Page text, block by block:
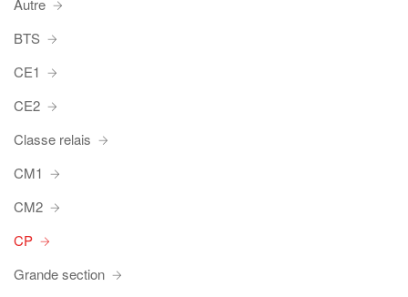
Autre
BTS
CE1
CE2
Classe relais
CM1
CM2
CP
Grande section